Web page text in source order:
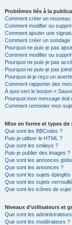
Problèmes liés à la
Comment créer un
Comment modifier ou
Comment ajouter une
Comment créer un sondage
Pourquoi ne puis-je pas
Comment modifier ou
Pourquoi ne puis-je pas
Pourquoi ne puis-je pas
Pourquoi ai-je reçu un
Comment rapporter des
À quoi sert le bouton «
Pourquoi mon message doit
Comment remonter mon
Mise en forme et types de
Que sont les BBCodes ?
Puis-je utiliser le HTML ?
Que sont les smileys ?
Puis-je publier des images ?
Que sont les annonces
Que sont les annonces ?
Que sont les sujets épinglés
Que sont les sujets
Que sont les icônes de sujet
Niveaux d’utilisateurs et
Que sont les
Que sont les modérateurs ?